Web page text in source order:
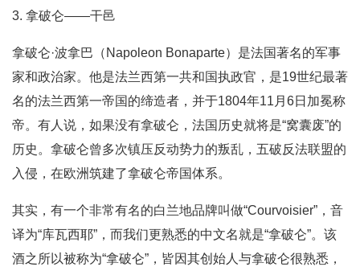
3. 拿破仑——干邑
拿破仑·波拿巴（Napoleon Bonaparte）是法国著名的军事
家和政治家。他是法兰西第一共和国执政官，是19世纪最著
名的法兰西第一帝国的缔造者，并于1804年11月6日加冕称
帝。有人说，如果没有拿破仑，法国历史就将是“窝囊废”的
历史。拿破仑曾多次镇压反动势力的叛乱，五破反法联盟的
入侵，在欧洲筑建了拿破仑帝国体系。
其实，有一个非常有名的白兰地品牌叫做“Courvoisier”，音
译为“库瓦西耶”，而我们更熟悉的中文名就是“拿破仑”。该
酒之所以被称为“拿破仑”，皆因其创始人与拿破仑很熟悉，